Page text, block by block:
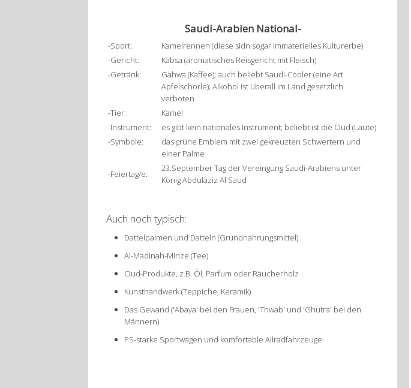
Saudi-Arabien National-
-Sport:
Kamelrennen (diese sidn sogar immaterielles Kulturerbe)
-Gericht:
Kabsa (aromatisches Reisgericht mit Fleisch)
-Getränk:
Gahwa (Kaffee); auch beliebt Saudi-Cooler (eine Art
Apfelschorle); Alkohol ist überall im Land gesetzlich
verboten
-Tier:
Kamel
-Instrument:
es gibt kein nationales Instrument; beliebt ist die Oud (Laute)
-Symbole:
das grüne Emblem mit zwei gekreuzten Schwertern und
einer Palme
-Feiertag/e:
23.September Tag der Vereingung Saudi-Arabiens unter
König Abdulaziz Al Saud
Auch noch typisch:
Dattelpalmen und Datteln (Grundnahrungsmittel)
Al-Madinah-Minze (Tee)
Oud-Produkte, z.B. Öl, Parfum oder Räucherholz
Kunsthandwerk (Teppiche, Keramik)
Das Gewand ('Abaya' bei den Frauen, 'Thwab' und 'Ghutra' bei den
Männern)
PS-starke Sportwagen und komfortable Allradfahrzeuge